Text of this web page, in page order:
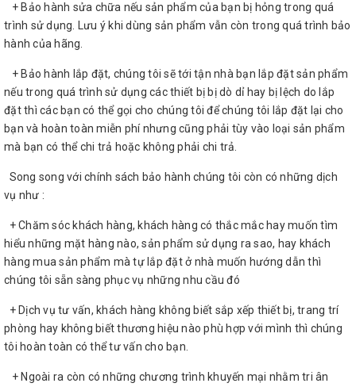
+ Bảo hành sửa chữa nếu sản phẩm của bạn bị hỏng trong quá
trình sử dụng. Lưu ý khi dùng sản phẩm vẫn còn trong quá trình bảo
hành của hãng.
+ Bảo hành lắp đặt, chúng tôi sẽ tới tận nhà bạn lắp đặt sản phẩm
nếu trong quá trình sử dụng các thiết bị bị dò dỉ hay bị lệch do lắp
đặt thì các bạn có thể gọi cho chúng tôi để chúng tôi lắp đặt lại cho
bạn và hoàn toàn miễn phí nhưng cũng phải tùy vào loại sản phẩm
mà bạn có thể chi trả hoặc không phải chi trả.
Song song với chính sách bảo hành chúng tôi còn có những dịch
vụ như :
+ Chăm sóc khách hàng, khách hàng có thắc mắc hay muốn tìm
hiểu những mặt hàng nào, sản phẩm sử dụng ra sao, hay khách
hàng mua sản phẩm mà tự lắp đặt ở nhà muốn hướng dẫn thì
chúng tôi sẵn sàng phục vụ những nhu cầu đó
+ Dịch vụ tư vấn, khách hàng không biết sắp xếp thiết bị, trang trí
phòng hay không biết thương hiệu nào phù hợp với mình thì chúng
tôi hoàn toàn có thể tư vấn cho bạn.
+ Ngoài ra còn có những chương trình khuyến mại nhằm tri ân